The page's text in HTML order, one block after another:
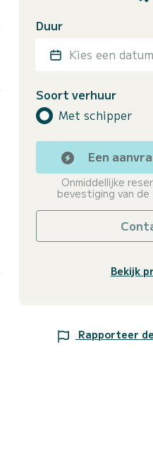
Duur
Kies een
Soort verhuur
Met schipper
Een
Onmiddellijke
bevestiging van
Bekijk
Rapporteer